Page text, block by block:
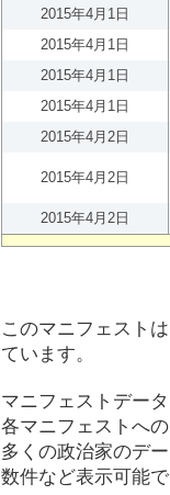
2015年4月1日
2015年4月1日
2015年4月1日
2015年4月1日
2015年4月2日
2015年4月2日
2015年4月2日
このマニフェストは
ています。
マニフェストデー
各マニフェストへ
多くの政治家のデ
数件など表示可能